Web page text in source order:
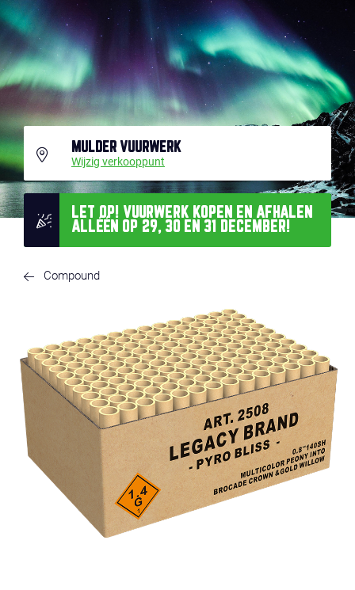
MULDER VUURWERK
Wijzig verkooppunt
LET OP! VUURWERK KOPEN EN AFHALEN
ALLÉÉN OP 29, 30 EN 31 DECEMBER!
Compound